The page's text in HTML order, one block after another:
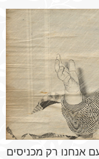
אנחנו רק מכניסים